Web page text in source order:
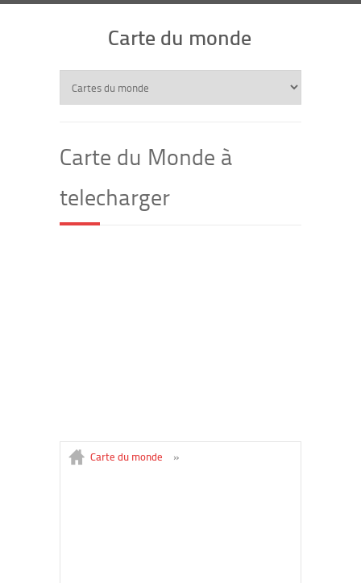
Carte du monde
Carte du Monde à
telecharger
Carte du monde »